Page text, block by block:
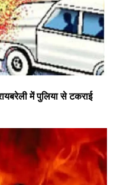
में पुलिया से टकराई